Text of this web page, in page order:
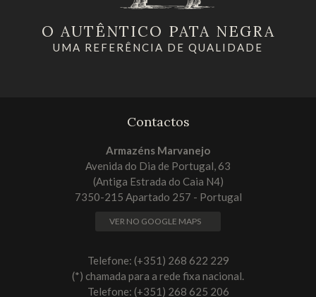
O AUTÊNTICO PATA NEGRA
UMA REFERÊNCIA DE QUALIDADE
Contactos
Armazéns Marvanejo
Avenida do Dia de Portugal, 63
(Antiga Estrada do Caia N4)
7350-215 Apartado 257 - Portugal
VER NO GOOGLE MAPS
Telefone: (+351) 268 622 229
(*) chamada para a rede fixa nacional.
Telefone: (+351) 268 625 206